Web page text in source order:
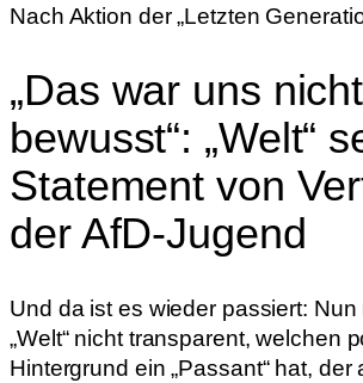
Nach Aktion der „Letzten
„Das war uns nicht
bewusst“: „Welt“
Statement von
der AfD-Jugend
Und da ist es wieder passiert:
„Welt“ nicht transparent, welchen
Hintergrund ein „Passant“ hat, der